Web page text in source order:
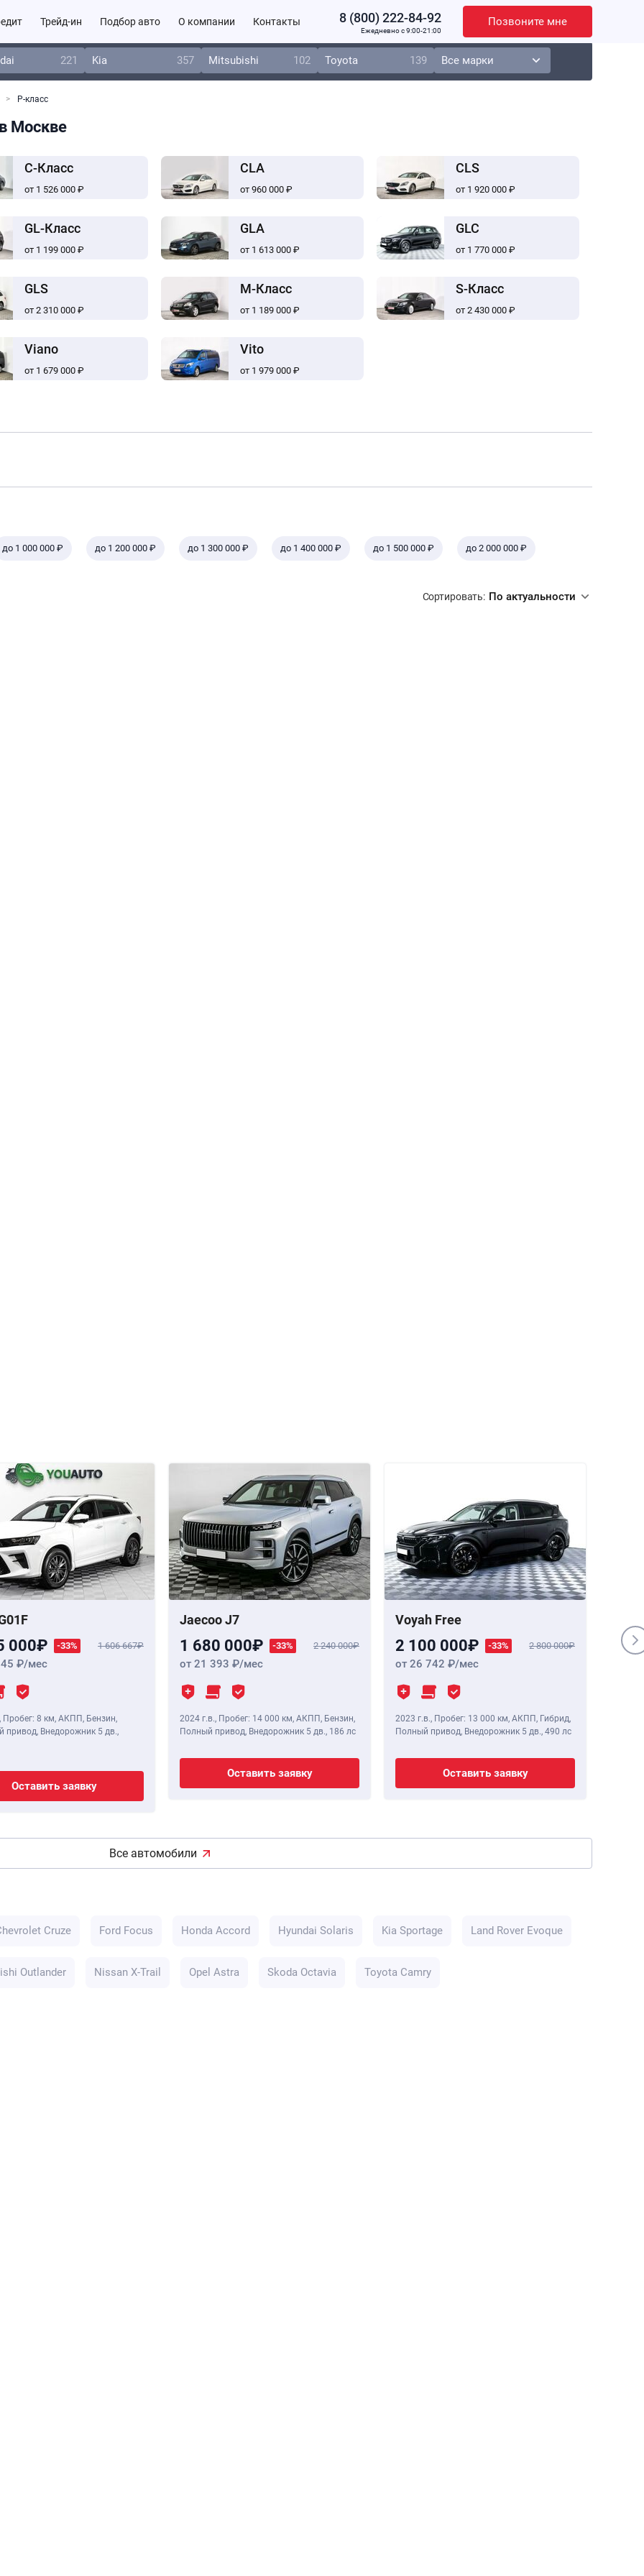
Трейд-ин Подбор авто О компании Контакты 8 (800) 222-84-92
Ежедневно c 9:00-21:00
Позвоните мне
221 Kia 357 Mitsubishi 102 Toyota 139
Р-класс
Москве
C-Класс
от 1 526 000 ₽
CLA
от 960 000 ₽
CLS
от 1 920 000 ₽
GL-Класс
от 1 199 000 ₽
GLA
от 1 613 000 ₽
GLC
от 1 770 000 ₽
GLS
от 2 310 000 ₽
M-Класс
от 1 189 000 ₽
S-Класс
от 2 430 000 ₽
Viano
от 1 679 000 ₽
Vito
от 1 979 000 ₽
до 1 000 000 ₽ до 1 200 000 ₽ до 1 300 000 ₽ до 1 400 000 ₽ до 1 500 000 ₽ до 2 000 000 ₽
Сортировать: По актуальности
000 -33% 1 606 667
/мес
, Пробег: 8 км, АКПП, Бензин,
привод, Внедорожник 5 дв.,
Оставить заявку
Jaecoo J7
1 680 000 -33% 2 240 000
от 21 393 /мес
2024 г.в., Пробег: 14 000 км, АКПП, Бензин,
Полный привод, Внедорожник 5 дв., 186 лс
Оставить заявку
Voyah Free
2 100 000 -33% 2 800 000
от 26 742 /мес
2023 г.в., Пробег: 13 000 км, АКПП, Гибрид,
Полный привод, Внедорожник 5 дв., 490 лс
Оставить заявку
1
Все автомобили
Cruze Ford Focus Honda Accord Hyundai Solaris Kia Sportage Land Rover Evoque
Outlander Nissan X-Trail Opel Astra Skoda Octavia Toyota Camry